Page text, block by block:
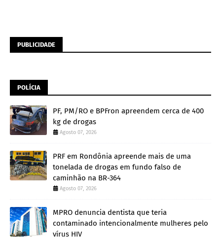
PUBLICIDADE
POLÍCIA
PF, PM/RO e BPFron apreendem cerca de 400
kg de drogas
Agosto 07, 2026
PRF em Rondônia apreende mais de uma
tonelada de drogas em fundo falso de
caminhão na BR-364
Agosto 07, 2026
MPRO denuncia dentista que teria
contaminado intencionalmente mulheres pelo
vírus HIV